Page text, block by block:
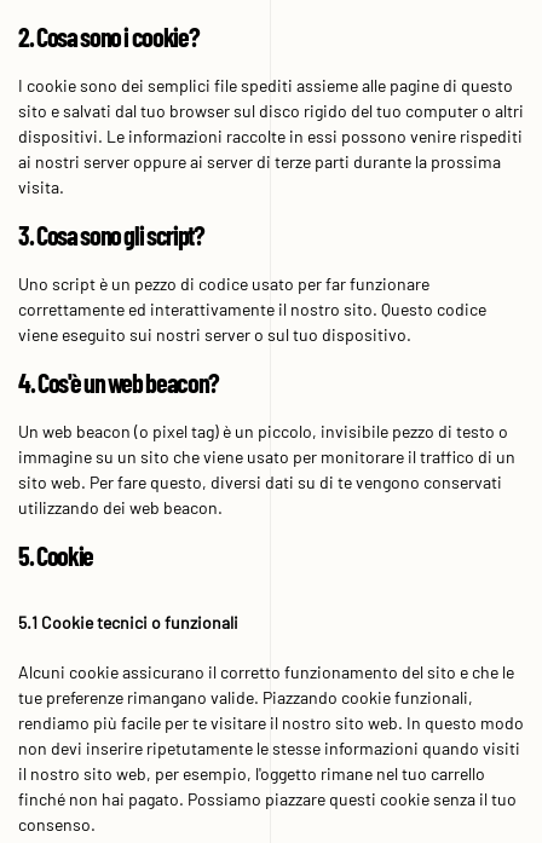
2. Cosa sono i cookie?
I cookie sono dei semplici file spediti assieme alle pagine di questo
sito e salvati dal tuo browser sul disco rigido del tuo computer o altri
dispositivi. Le informazioni raccolte in essi possono venire rispediti
ai nostri server oppure ai server di terze parti durante la prossima
visita.
3. Cosa sono gli script?
Uno script è un pezzo di codice usato per far funzionare
correttamente ed interattivamente il nostro sito. Questo codice
viene eseguito sui nostri server o sul tuo dispositivo.
4. Cos'è un web beacon?
Un web beacon (o pixel tag) è un piccolo, invisibile pezzo di testo o
immagine su un sito che viene usato per monitorare il traffico di un
sito web. Per fare questo, diversi dati su di te vengono conservati
utilizzando dei web beacon.
5. Cookie
5.1 Cookie tecnici o funzionali
Alcuni cookie assicurano il corretto funzionamento del sito e che le
tue preferenze rimangano valide. Piazzando cookie funzionali,
rendiamo più facile per te visitare il nostro sito web. In questo modo
non devi inserire ripetutamente le stesse informazioni quando visiti
il nostro sito web, per esempio, l'oggetto rimane nel tuo carrello
finché non hai pagato. Possiamo piazzare questi cookie senza il tuo
consenso.